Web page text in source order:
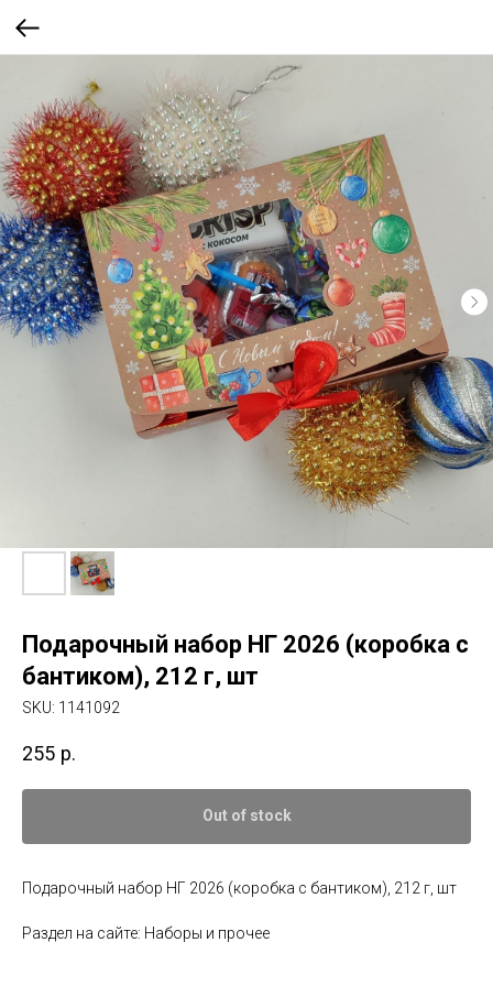
Подарочный набор НГ 2026 (коробка с
бантиком), 212 г, шт
SKU: 1141092
255 р.
Out of stock
Подарочный набор НГ 2026 (коробка с бантиком), 212 г, шт
Раздел на сайте: Наборы и прочее